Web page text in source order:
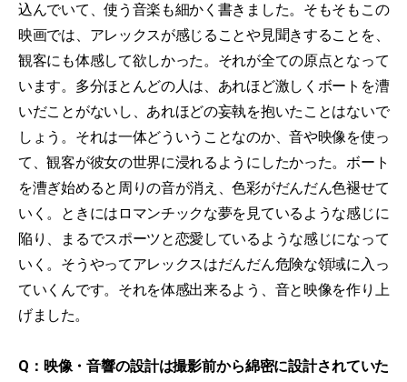
込んでいて、使う音楽も細かく書きました。そもそもこの
映画では、アレックスが感じることや見聞きすることを、
観客にも体感して欲しかった。それが全ての原点となって
います。多分ほとんどの人は、あれほど激しくボートを漕
いだことがないし、あれほどの妄執を抱いたことはないで
しょう。それは一体どういうことなのか、音や映像を使っ
て、観客が彼女の世界に浸れるようにしたかった。ボート
を漕ぎ始めると周りの音が消え、色彩がだんだん色褪せて
いく。ときにはロマンチックな夢を見ているような感じに
陥り、まるでスポーツと恋愛しているような感じになって
いく。そうやってアレックスはだんだん危険な領域に入っ
ていくんです。それを体感出来るよう、音と映像を作り上
げました。
Q：映像・音響の設計は撮影前から綿密に設計されていた